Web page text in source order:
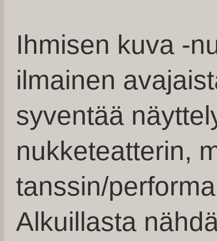
Ihmisen kuva -
ilmainen
syventää
nukketeatterin,
tanssin/
Alkuillasta